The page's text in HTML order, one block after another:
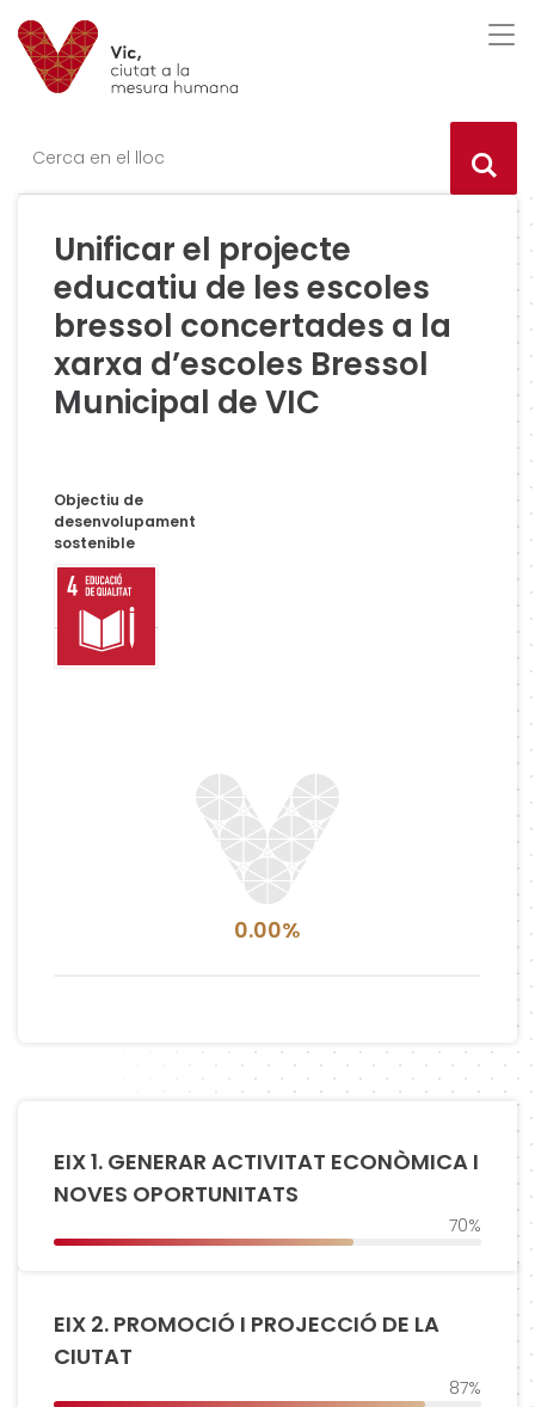
Saltar al contingut
Saltar a la navegació
Informació de contacte
Unificar el projecte
educatiu de les escoles
bressol concertades a la
xarxa d’escoles Bressol
Municipal de VIC
Objectiu de
desenvolupament
sostenible
0.00%
EIX 1. GENERAR ACTIVITAT ECONÒMICA I
NOVES OPORTUNITATS
70%
EIX 2. PROMOCIÓ I PROJECCIÓ DE LA
CIUTAT
87%